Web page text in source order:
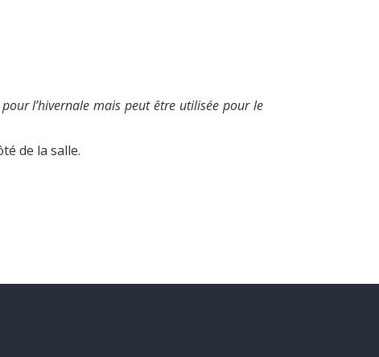
l’hivernale mais peut être utilisée pour le
de la salle.